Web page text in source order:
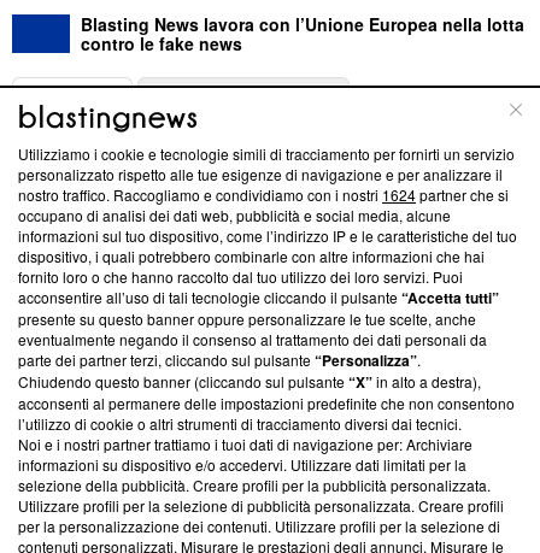
Blasting News lavora con l’Unione Europea nella lotta
contro le fake news
ABOUT
Questa sezione offre informazioni trasparenti su Blasting
News, sui nostri processi editoriali e su come ci impegniamo a
creare news di qualità. Inoltre, afferma la nostra aderenza a
‘Trust Project - News with Integrity’Blasting News non è
ancora membro del programma, ma ha richiesto di farne
parte; Trust Project non ha ancora effettuato una verifica di
conformità agli standard.
Su di noi
Team editoriale
Corporate
Redazione
Informativa Privacy
Utilizziamo i cookie e tecnologie simili di tracciamento per fornirti un servizio
personalizzato rispetto alle tue esigenze di navigazione e per analizzare il
nostro traffico. Raccogliamo e condividiamo con i nostri 1624partner che si
occupano di analisi dei dati web, pubblicità e social media, alcune
informazioni sul tuo dispositivo, come l’indirizzo IP e le caratteristiche del tuo
dispositivo, i quali potrebbero combinarle con altre informazioni che hai
fornito loro o che hanno raccolto dal tuo utilizzo dei loro servizi. Puoi
acconsentire all’uso di tali tecnologie cliccando il pulsante“Accetta tutti”
presente su questo banner oppure personalizzare le tue scelte, anche
eventualmente negando il consenso al trattamento dei dati personali da
parte dei partner terzi, cliccando sul pulsante“Personalizza”.
Chiudendo questo banner (cliccando sul pulsante“X”in alto a destra),
acconsenti al permanere delle impostazioni predefinite che non consentono
l’utilizzo di cookie o altri strumenti di tracciamento diversi dai tecnici.
Noi e i nostri partner trattiamo i tuoi dati di navigazione per: Archiviare
informazioni su dispositivo e/o accedervi. Utilizzare dati limitati per la
selezione della pubblicità. Creare profili per la pubblicità personalizzata.
Utilizzare profili per la selezione di pubblicità personalizzata. Creare profili
per la personalizzazione dei contenuti. Utilizzare profili per la selezione di
contenuti personalizzati. Misurare le prestazioni degli annunci. Misurare le